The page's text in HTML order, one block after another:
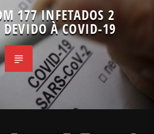
177 INFETADOS 2
DEVIDO À COVID-19